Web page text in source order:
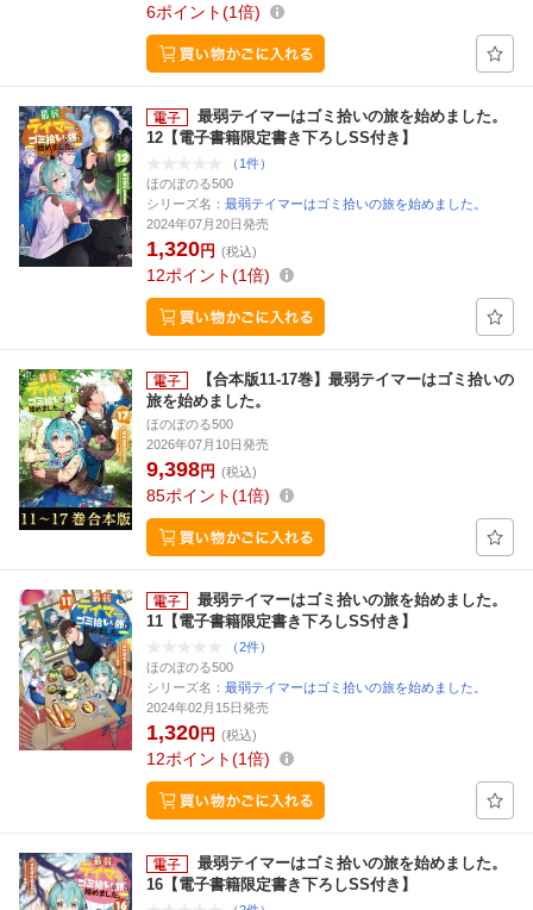
6ポイント 1倍
最弱テイマーはゴミ拾いの旅を始めました。
12【電子書籍限定書き下ろしSS付き】
（1件）
ほのぼのる500
シリーズ名： 最弱テイマーはゴミ拾いの旅を始めました。
2024年07月20日発売
1,320円 (税込)
12ポイント 1倍
【合本版11-17巻】最弱テイマーはゴミ拾いの
旅を始めました。
ほのぼのる500
2026年07月10日発売
9,398円 (税込)
85ポイント 1倍
最弱テイマーはゴミ拾いの旅を始めました。
11【電子書籍限定書き下ろしSS付き】
（2件）
ほのぼのる500
シリーズ名： 最弱テイマーはゴミ拾いの旅を始めました。
2024年02月15日発売
1,320円 (税込)
12ポイント 1倍
最弱テイマーはゴミ拾いの旅を始めました。
16【電子書籍限定書き下ろしSS付き】